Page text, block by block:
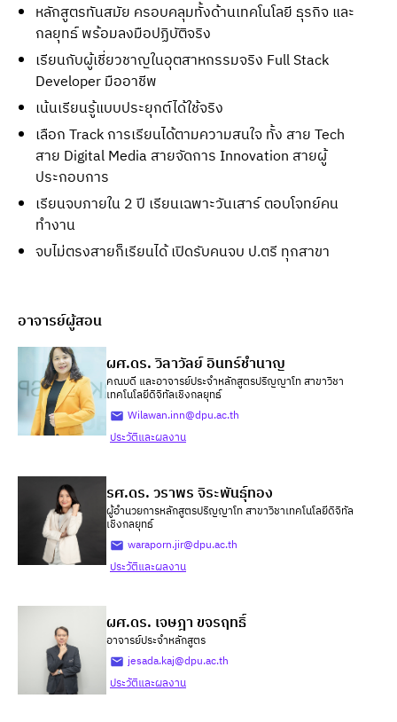
หลักสูตรทันสมัย ครอบคลุมทั้งด้านเทคโนโลยี ธุรกิจ และ
กลยุทธ์ พร้อมลงมือปฏิบัติจริง
เรียนกับผู้เชี่ยวชาญในอุตสาหกรรมจริง Full Stack
Developer มืออาชีพ
เน้นเรียนรู้แบบประยุกต์ได้ใช้จริง
เลือก Track การเรียนได้ตามความสนใจ ทั้ง สาย Tech
สาย Digital Media สายจัดการ Innovation สายผู้
ประกอบการ
เรียนจบภายใน 2 ปี เรียนเฉพาะวันเสาร์ ตอบโจทย์คน
ทำงาน
จบไม่ตรงสายก็เรียนได้ เปิดรับคนจบ ป.ตรี ทุกสาขา
อาจารย์ผู้สอน
ผศ.ดร. วิลาวัลย์ อินทร์ชำนาญ
คณบดี และอาจารย์ประจำหลักสูตรปริญญาโท สาขาวิชา
เทคโนโลยีดิจิทัลเชิงกลยุทธ์
Wilawan.inn@dpu.ac.th
ประวัติและผลงาน
รศ.ดร. วราพร จิระพันธุ์ทอง
ผู้อำนวยการหลักสูตรปริญญาโท สาขาวิชาเทคโนโลยีดิจิทัล
เชิงกลยุทธ์
waraporn.jir@dpu.ac.th
ประวัติและผลงาน
ผศ.ดร. เจษฎา ขจรฤทธิ์
อาจารย์ประจำหลักสูตร
jesada.kaj@dpu.ac.th
ประวัติและผลงาน